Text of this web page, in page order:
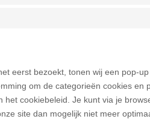
eerst bezoekt, tonen wij een pop-
om de categorieën cookies
het cookiebeleid. Je kunt via je
site dan mogelijk niet meer